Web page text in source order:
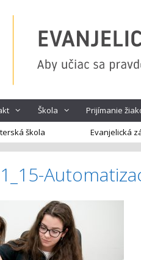
Škola Prijímanie
škola
Evanjelická